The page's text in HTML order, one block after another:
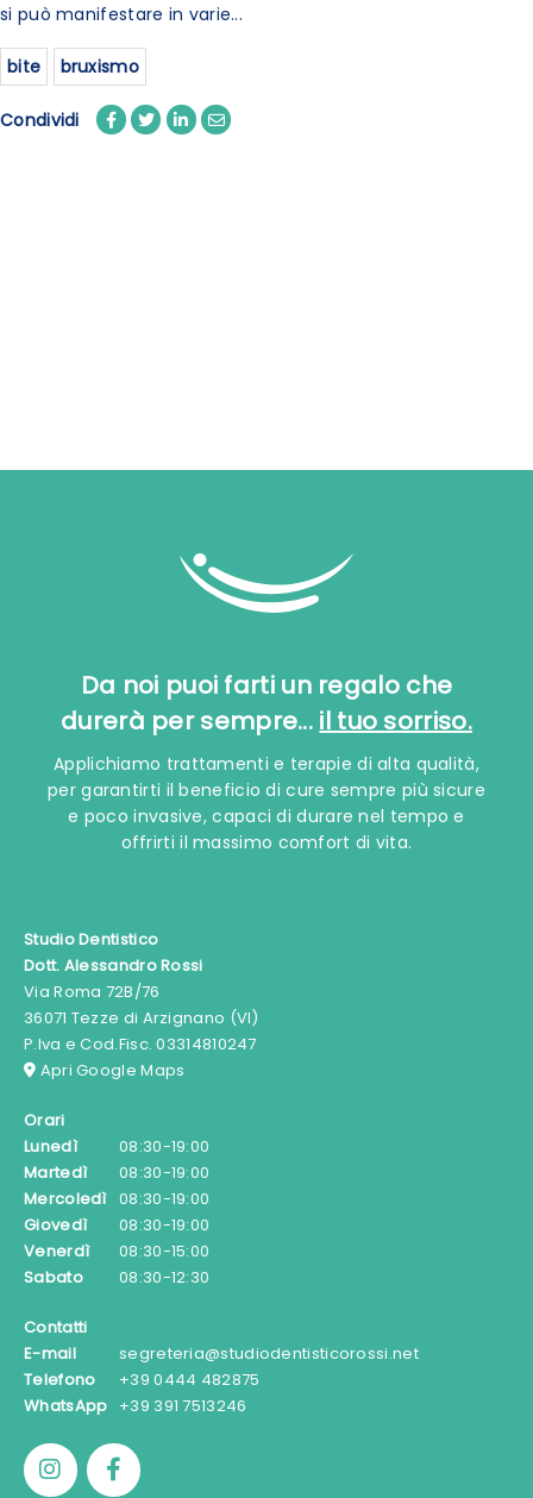
si può manifestare in varie...
bite bruxismo
Condividi
Da noi puoi farti un regalo che
durerà per sempre... il tuo sorriso.
Applichiamo trattamenti e terapie di alta qualità,
per garantirti il beneficio di cure sempre più sicure
e poco invasive, capaci di durare nel tempo e
offrirti il massimo comfort di vita.
Studio Dentistico
Dott. Alessandro Rossi
Via Roma 72B/76
36071 Tezze di Arzignano (VI)
P.Iva e Cod.Fisc. 03314810247
Apri Google Maps
Orari
Lunedì
08:30-19:00
Martedì
08:30-19:00
Mercoledì 08:30-19:00
Giovedì
08:30-19:00
Venerdì
08:30-15:00
Sabato
08:30-12:30
Contatti
E-mail
segreteria@studiodentisticorossi.net
Telefono
+39 0444 482875
WhatsApp +39 391 7513246